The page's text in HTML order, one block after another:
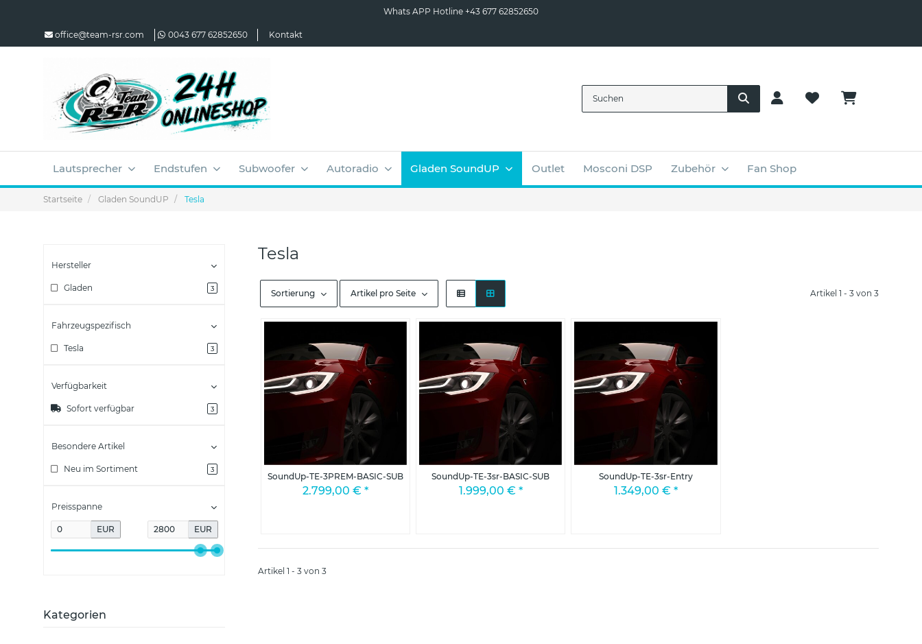
Whats APP Hotline +43 677 62852650
office@team-rsr.com 0043 677 62852650 Kontakt
Lautsprecher Endstufen Subwoofer Autoradio Gladen SoundUP Outlet Mosconi DSP Zubehör Fan Shop
Startseite Gladen SoundUP Tesla
Tesla
Sortierung Artikel pro Seite Artikel 1 - 3 von 3
SoundUp-TE-3PREM-BASIC-SUB
2.799,00 € *
SoundUp-TE-3sr-BASIC-SUB
1.999,00 € *
SoundUp-TE-3sr-Entry
1.349,00 € *
Artikel 1 - 3 von 3
Hersteller
Gladen 3
Fahrzeugspezifisch
Tesla 3
Verfügbarkeit
Sofort verfügbar 3
Besondere Artikel
Neu im Sortiment 3
Preisspanne
EUR EUR
Kategorien